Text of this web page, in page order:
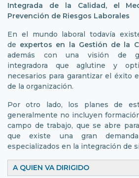
Integrada de la Calidad, el
Prevención de Riesgos Laborales
En el mundo laboral todavía
de expertos en la Gestión de la
además con una visión de
integradora que aglutine y
necesarios para garantizar el éxito
de la organización.
Por otro lado, los planes de
generalmente no incluyen
campo de trabajo, que se abre
que existe una gran
especializados en la integración de
A QUIEN VA DIRIGIDO